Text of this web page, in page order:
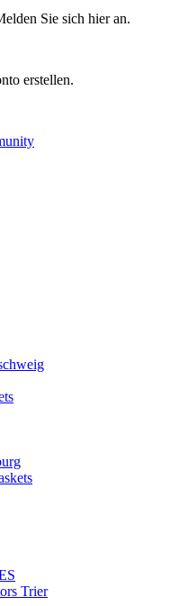
Sie sich hier an.
erstellen.
Trier